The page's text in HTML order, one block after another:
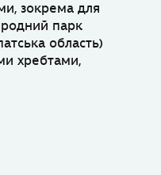
зокрема для
парк
область)
хребтами,